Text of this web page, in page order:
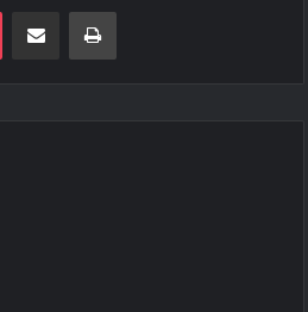
Pocket E-Posta ile paylaş Yazdır